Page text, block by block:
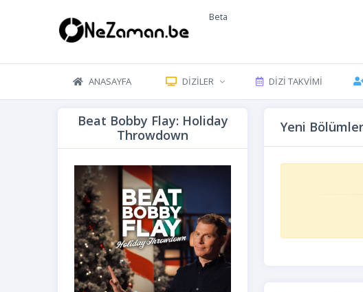
Beta
ANASAYFA DIZILER DIZI TAKVIMI
Beat Bobby Flay: Holiday
Throwdown
Yeni Bölümler